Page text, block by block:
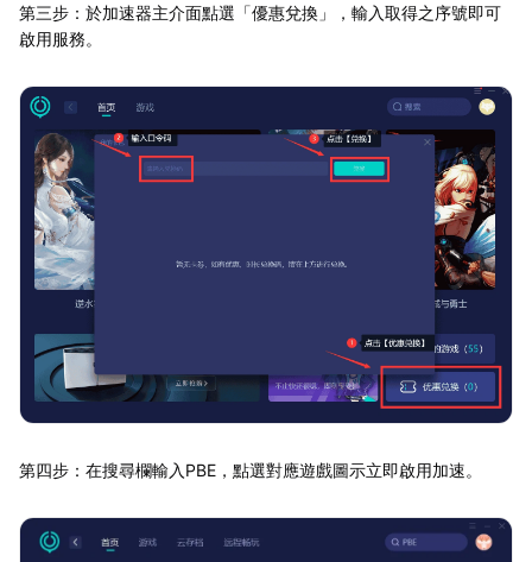
第三步：於加速器主介面點選「優惠兌換」，輸入取得之序號即可
啟用服務。
第四步：在搜尋欄輸入PBE，點選對應遊戲圖示立即啟用加速。